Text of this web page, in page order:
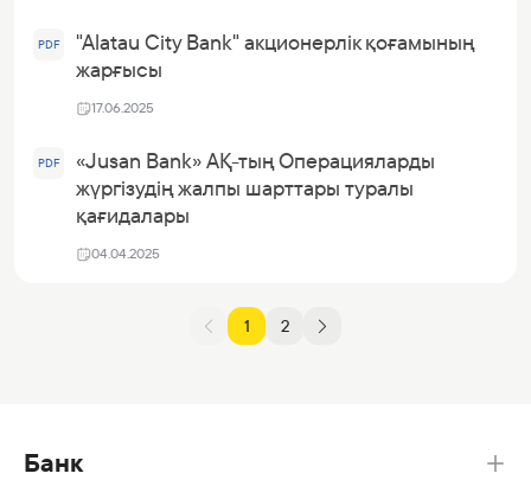
PDF
"Alatau City Bank" акционерлік қоғамының
жарғысы
17.06.2025
PDF
«Jusan Bank» АҚ-тың Операцияларды
жүргізудің жалпы шарттары туралы
қағидалары
04.04.2025
1 2
Банк